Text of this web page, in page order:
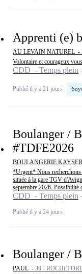
Apprenti (e)
AU LEVAIN NATUREL -
Volontaire et courageux
CDD - Temps plein
Publié il y a 21 jours
Boulanger /
#TDFE2026
BOULANGERIE
*Urgent* Nous
située à la gare TGV
septembre 2026. Possibilité
CDD - Temps plein
Publié il y a 24 jours
Boulanger /
PAUL - 30 -